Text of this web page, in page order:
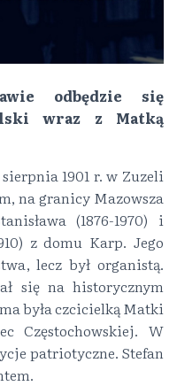
odbędzie się
wraz z Matką
1901 r. w Zuzeli
na granicy Mazowsza
(1876-1970) i
z domu Karp. Jego
lecz był organistą.
się na historycznym
była czcicielką Matki
Częstochowskiej. W
patriotyczne. Stefan